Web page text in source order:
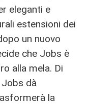
eleganti e
estensioni dei
un nuovo
che Jobs è
alla mela. Di
Jobs dà
la